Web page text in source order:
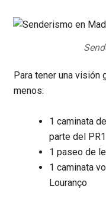
Para tener una visión
menos:
1 caminata
parte del PR1
1 paseo de
1 caminata
Louranço